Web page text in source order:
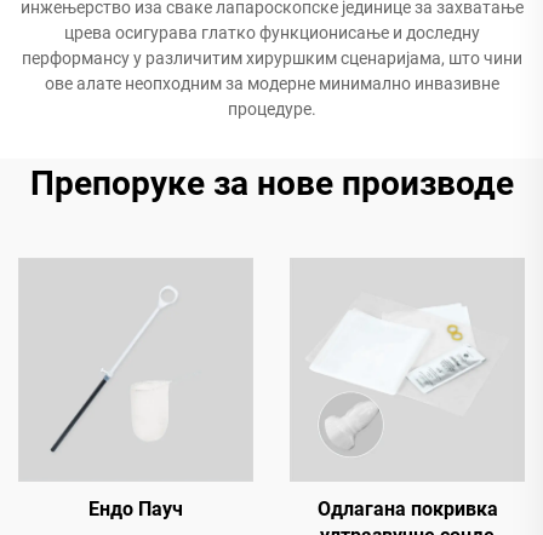
инжењерство иза сваке лапароскопске јединице за захватање
црева осигурава глатко функционисање и доследну
перформансу у различитим хируршким сценаријама, што чини
ове алате неопходним за модерне минимално инвазивне
процедуре.
Препоруке за нове производе
Ендо Пауч
Одлагана покривка